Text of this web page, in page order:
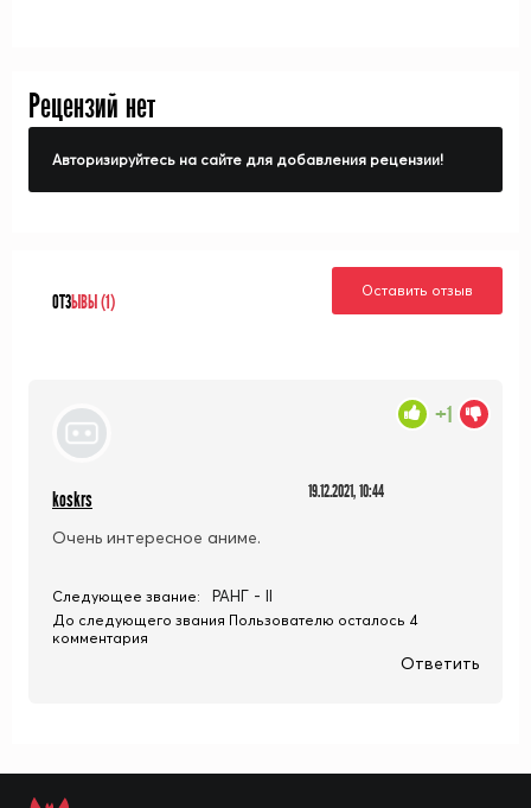
Рецензий нет
Авторизируйтесь на сайте для добавления рецензии!
ОТЗЫВЫ (1)
Оставить отзыв
koskrs 19.12.2021, 10:44
Очень интересное аниме.
+1
Следующее звание: РАНГ - II
До следующего звания Пользователю осталось 4
комментария
Ответить